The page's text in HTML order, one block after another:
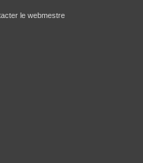
le webmestre